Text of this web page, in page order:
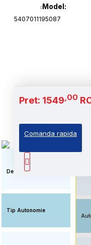
Model:
5407011195087
Pret: 1549,00
Comanda rapida
Descriere
Tip Autonomie